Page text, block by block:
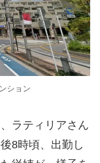
ション
ラティリアさん
8時頃、出勤し